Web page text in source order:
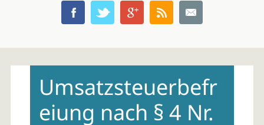
contentUmsatzsteuerbefr
eiung nach § 4 Nr.